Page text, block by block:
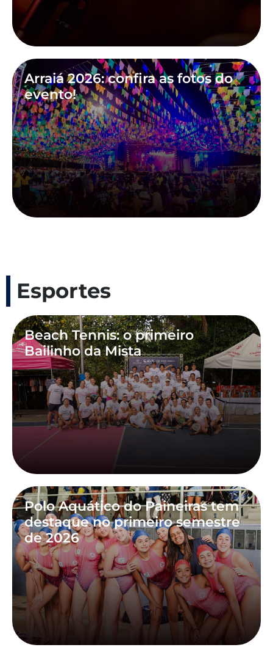
Arraiá 2026: confira as fotos do
evento!
Esportes
Beach Tennis: o primeiro
Bailinho da Mista
Polo Aquático do Paineiras tem
destaque no primeiro semestre
de 2026